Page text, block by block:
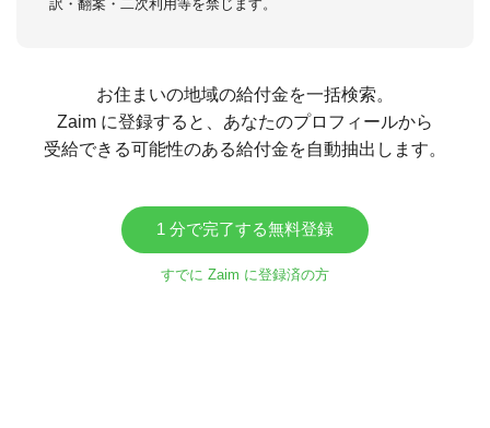
訳・翻案・二次利用等を禁じます。
お住まいの地域の給付金を一括検索。
Zaim に登録すると、あなたのプロフィールから
受給できる可能性のある給付金を自動抽出します。
1 分で完了する無料登録
すでに Zaim に登録済の方